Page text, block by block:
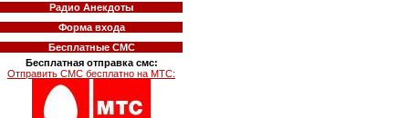
Радио Анекдоты
Форма входа
Бесплатные СМС
Бесплатная отправка смс:
Отправить СМС бесплатно на МТС: